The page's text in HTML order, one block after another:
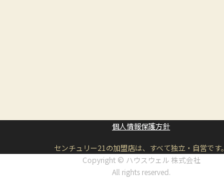
個人情報保護方針
センチュリー21の加盟店は、すべて独立・自営です。
Copyright © ハウスウェル 株式会社
All rights reserved.